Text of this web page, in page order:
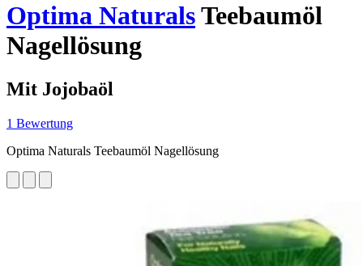
Optima NaturalsTeebaumöl
Nagellösung
Mit Jojobaöl
1 Bewertung
Optima Naturals Teebaumöl Nagellösung